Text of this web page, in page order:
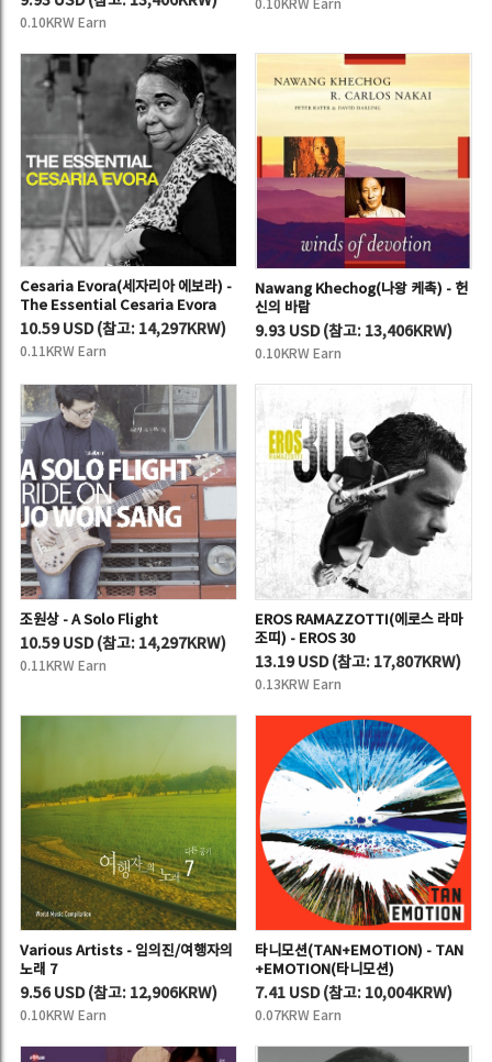
0.10KRW Earn
0.10KRW Earn
Cesaria Evora(세자리아 에보라) -
The Essential Cesaria Evora
10.59 USD(참고: 14,297KRW)
0.11KRW Earn
Nawang Khechog(나왕 케촉) - 헌
신의 바람
9.93 USD(참고: 13,406KRW)
0.10KRW Earn
조원상 - A Solo Flight
10.59 USD(참고: 14,297KRW)
0.11KRW Earn
EROS RAMAZZOTTI(에로스 라마
조띠) - EROS 30
13.19 USD(참고: 17,807KRW)
0.13KRW Earn
Various Artists - 임의진/여행자의
노래 7
9.56 USD(참고: 12,906KRW)
0.10KRW Earn
타니모션(TAN+EMOTION) - TAN
+EMOTION(타니모션)
7.41 USD(참고: 10,004KRW)
0.07KRW Earn